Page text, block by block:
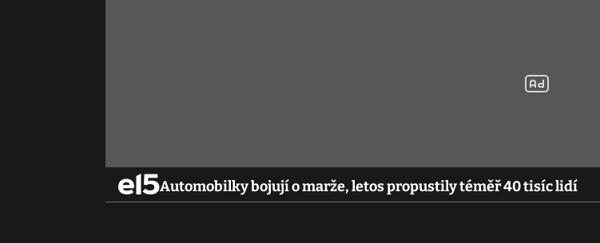
Automobilky bojují o marže, letos propustily téměř 40 tisíc lidí